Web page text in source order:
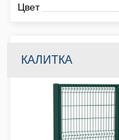
Цвет
КАЛИТКА